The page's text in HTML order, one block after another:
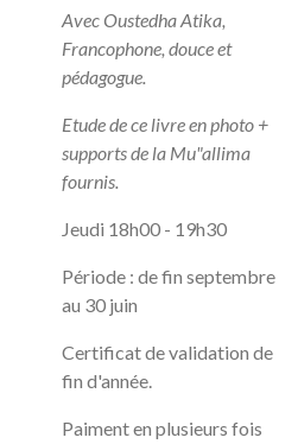
Avec Oustedha Atika,
Francophone, douce et
pédagogue.
Etude de ce livre en photo +
supports de la Mu"allima
fournis.
Jeudi 18h00 - 19h30
Période : de fin septembre
au 30 juin
Certificat de validation de
fin d'année.
Paiment en plusieurs fois